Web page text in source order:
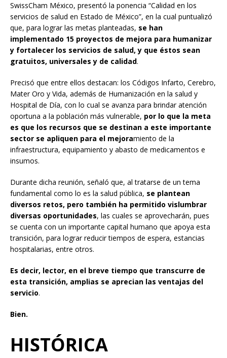
SwissCham México, presentó la ponencia “Calidad en los
servicios de salud en Estado de México”, en la cual puntualizó
que, para lograr las metas planteadas, se han
implementado 15 proyectos de mejora para humanizar
y fortalecer los servicios de salud, y que éstos sean
gratuitos, universales y de calidad.
Precisó que entre ellos destacan: los Códigos Infarto, Cerebro,
Mater Oro y Vida, además de Humanización en la salud y
Hospital de Día, con lo cual se avanza para brindar atención
oportuna a la población más vulnerable, por lo que la meta
es que los recursos que se destinan a este importante
sector se apliquen para el mejoramiento de la
infraestructura, equipamiento y abasto de medicamentos e
insumos.
Durante dicha reunión, señaló que, al tratarse de un tema
fundamental como lo es la salud pública, se plantean
diversos retos, pero también ha permitido vislumbrar
diversas oportunidades, las cuales se aprovecharán, pues
se cuenta con un importante capital humano que apoya esta
transición, para lograr reducir tiempos de espera, estancias
hospitalarias, entre otros.
Es decir, lector, en el breve tiempo que transcurre de
esta transición, amplias se aprecian las ventajas del
servicio.
Bien.
HISTÓRICA